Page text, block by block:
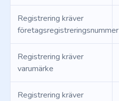
Registrering kräver
företagsregistreringsnummer
Registrering kräver
varumärke
Registrering kräver